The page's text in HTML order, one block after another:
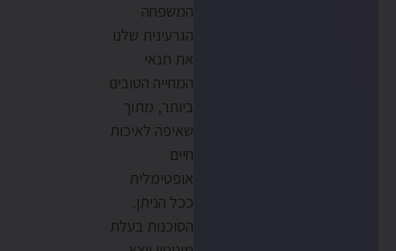
המשפחה
הגרעינית שלנו
את תנאי
המחייה הטובים
ביותר, מתוך
שאיפה לאיכות
חיים
אופטימלית
ככל הניתן.
הסוכנות בעלת